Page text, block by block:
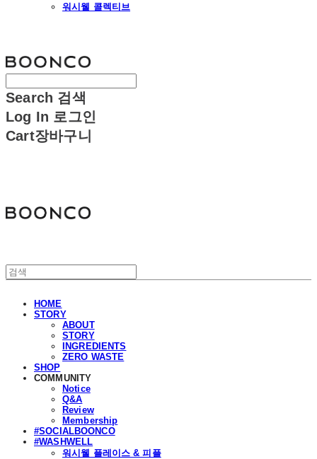
워시웰 콜렉티브
Search 검색
Log In 로그인
Cart장바구니
HOME
STORY
ABOUT
STORY
INGREDIENTS
ZERO WASTE
SHOP
COMMUNITY
Notice
Q&A
Review
Membership
#SOCIALBOONCO
#WASHWELL
워시웰 플레이스 & 피플